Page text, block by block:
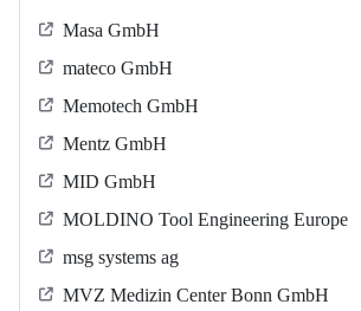
Masa GmbH
mateco GmbH
Memotech GmbH
Mentz GmbH
MID GmbH
MOLDINO Tool Engineering Europe
msg systems ag
MVZ Medizin Center Bonn GmbH